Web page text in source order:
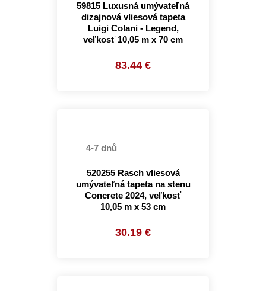
59815 Luxusná umývateľná
dizajnová vliesová tapeta
Luigi Colani - Legend,
veľkosť 10,05 m x 70 cm
83.44 €
4-7 dnů
520255 Rasch vliesová
umývateľná tapeta na stenu
Concrete 2024, veľkosť
10,05 m x 53 cm
30.19 €